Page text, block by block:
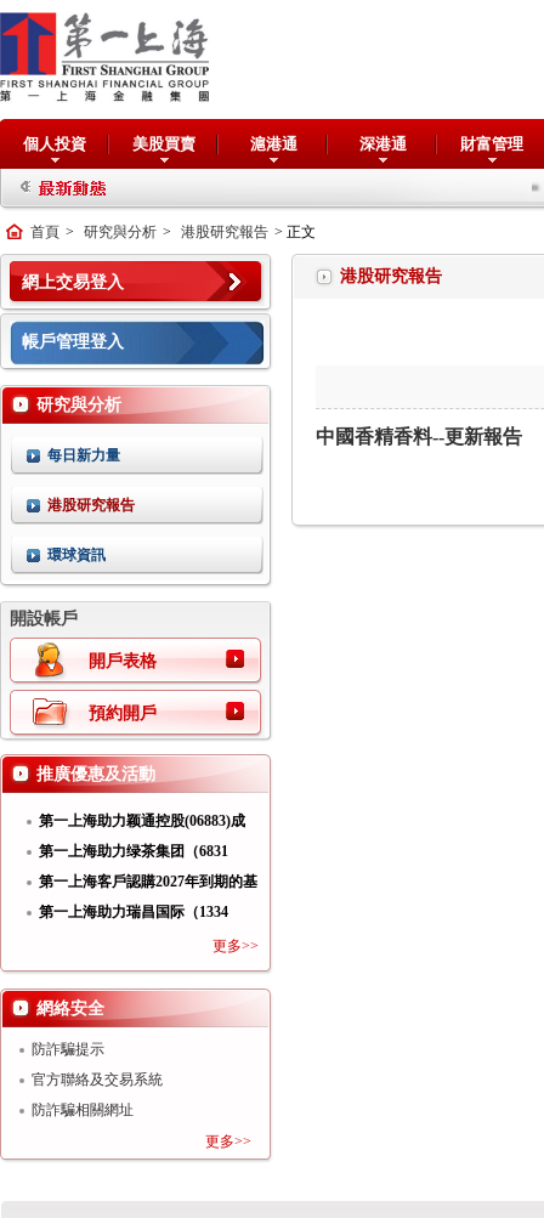
個人投資 美股買賣 滬港通 深港通 財富管理
首頁 > 研究與分析 > 港股研究報告 > 正文
網上交易登入
帳戶管理登入
研究與分析
每日新力量
港股研究報告
環球資訊
開設帳戶
開戶表格
預約開戶
推廣優惠及活動
第一上海助力颖通控股(06883)成
功
第一上海助力绿茶集团（6831
HK）
第一上海客戶認購2027年到期的基
第一上海助力瑞昌国际（1334
更多>>
網絡安全
防詐騙提示
官方聯絡及交易系統
防詐騙相關網址
更多>>
港股研究報告
中國香精香料--更新報告